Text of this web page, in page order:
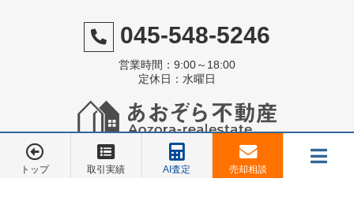
045-548-5246
営業時間：9:00～18:00
定休日：水曜日
©株式会社 あおぞら不動産
トップ 取引実績 AI査定
売却相談